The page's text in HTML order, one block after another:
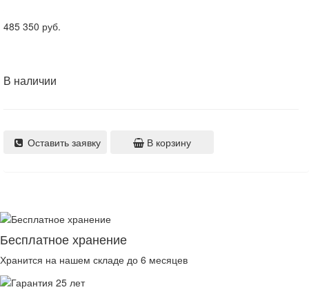
485 350 руб.
В наличии
Оставить заявку В корзину
Бесплатное хранение
Хранится на нашем складе до 6 месяцев